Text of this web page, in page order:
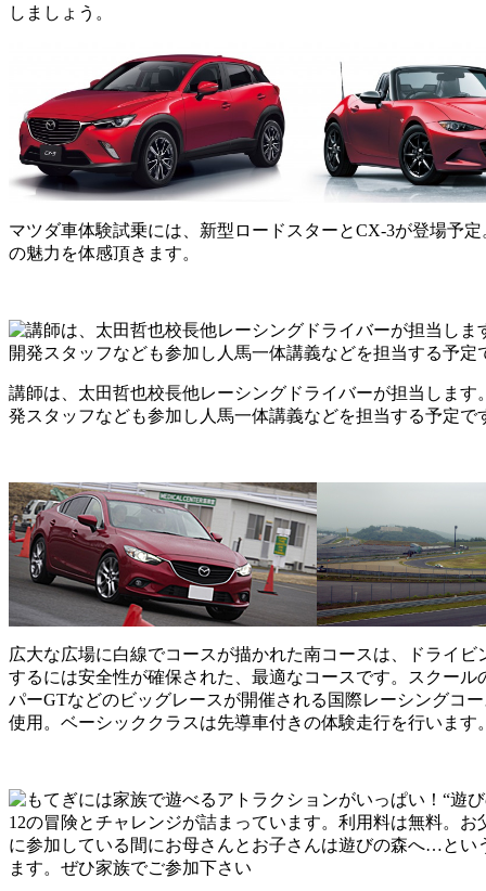
しましょう。
マツダ車体験試乗には、新型ロードスターとCX-3が登場予
の魅力を体感頂きます。
講師は、太田哲也校長他レーシングドライバーが担当します
発スタッフなども参加し人馬一体講義などを担当する予定で
広大な広場に白線でコースが描かれた南コースは、ドライビ
するには安全性が確保された、最適なコースです。スクール
パーGTなどのビッグレースが開催される国際レーシングコ
使用。ベーシッククラスは先導車付きの体験走行を行います